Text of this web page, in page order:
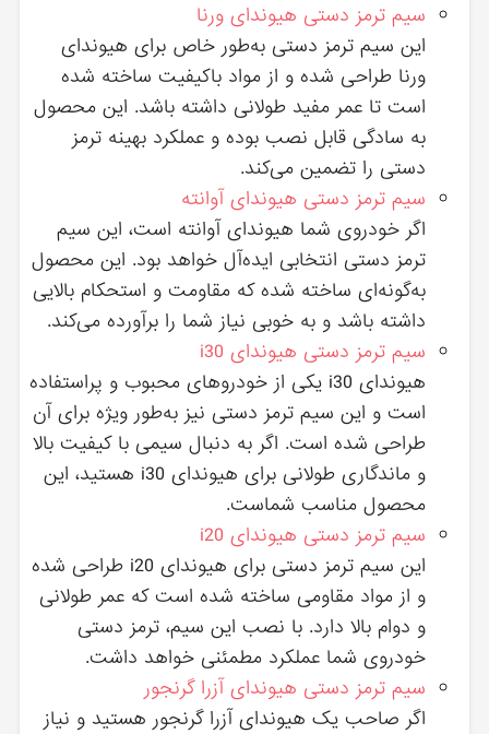
سیم ترمز دستی هیوندای ورنا
این سیم ترمز دستی به‌طور خاص برای هیوندای
ورنا طراحی شده و از مواد باکیفیت ساخته شده
است تا عمر مفید طولانی داشته باشد. این محصول
به سادگی قابل نصب بوده و عملکرد بهینه ترمز
دستی را تضمین می‌کند.
سیم ترمز دستی هیوندای آوانته
اگر خودروی شما هیوندای آوانته است، این سیم
ترمز دستی انتخابی ایده‌آل خواهد بود. این محصول
به‌گونه‌ای ساخته شده که مقاومت و استحکام بالایی
داشته باشد و به خوبی نیاز شما را برآورده می‌کند.
سیم ترمز دستی هیوندای i30
هیوندای i30 یکی از خودروهای محبوب و پراستفاده
است و این سیم ترمز دستی نیز به‌طور ویژه برای آن
طراحی شده است. اگر به دنبال سیمی با کیفیت بالا
و ماندگاری طولانی برای هیوندای i30 هستید، این
محصول مناسب شماست.
سیم ترمز دستی هیوندای i20
این سیم ترمز دستی برای هیوندای i20 طراحی شده
و از مواد مقاومی ساخته شده است که عمر طولانی
و دوام بالا دارد. با نصب این سیم، ترمز دستی
خودروی شما عملکرد مطمئنی خواهد داشت.
سیم ترمز دستی هیوندای آزرا گرنجور
اگر صاحب یک هیوندای آزرا گرنجور هستید و نیاز